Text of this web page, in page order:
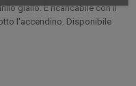
giallo. È ricaricabile con il
l'accendino. Disponibile